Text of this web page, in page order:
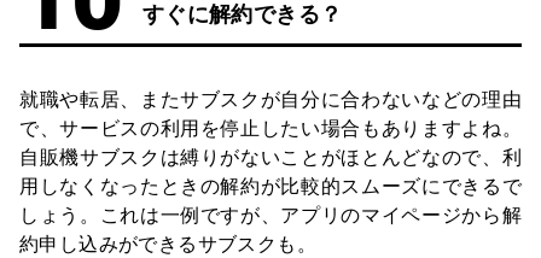
すぐに解約できる？
就職や転居、またサブスクが自分に合わないなどの理由
で、サービスの利用を停止したい場合もありますよね。
自販機サブスクは縛りがないことがほとんどなので、利
用しなくなったときの解約が比較的スムーズにできるで
しょう。これは一例ですが、アプリのマイページから解
約申し込みができるサブスクも。